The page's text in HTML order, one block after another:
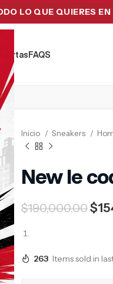
QUIERES EN UN
Ofertas FAQ´S
Inicio Sneakers
New le
$190,000.00$
263 Items sold in